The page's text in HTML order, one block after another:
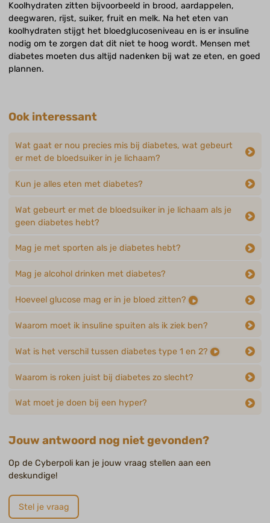
Koolhydraten zitten bijvoorbeeld in brood, aardappelen,
deegwaren, rijst, suiker, fruit en melk. Na het eten van
koolhydraten stijgt het bloedglucoseniveau en is er insuline
nodig om te zorgen dat dit niet te hoog wordt. Mensen met
diabetes moeten dus altijd nadenken bij wat ze eten, en goed
plannen.
Ook interessant
Wat gaat er nou precies mis bij diabetes, wat gebeurt
er met de bloedsuiker in je lichaam?
Kun je alles eten met diabetes?
Wat gebeurt er met de bloedsuiker in je lichaam als je
geen diabetes hebt?
Mag je met sporten als je diabetes hebt?
Mag je alcohol drinken met diabetes?
Hoeveel glucose mag er in je bloed zitten?
Waarom moet ik insuline spuiten als ik ziek ben?
Wat is het verschil tussen diabetes type 1 en 2?
Waarom is roken juist bij diabetes zo slecht?
Wat moet je doen bij een hyper?
Jouw antwoord nog niet gevonden?
Op de Cyberpoli kan je jouw vraag stellen aan een
deskundige!
Stel je vraag